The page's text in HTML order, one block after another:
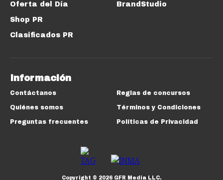
Oferta del Día
Shop PR
Clasificados PR
BrandStudio
Información
Contáctanos
Quiénes somos
Preguntas frecuentes
Reglas de concursos
Términos y Condiciones
Políticas de Privacidad
Copyright © 2026GFR Media LLC.